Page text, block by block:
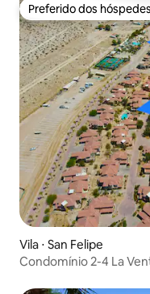
Preferido dos hóspedes
Preferido dos hóspedes
Vila ⋅ San Felipe
Condomínio 2-4 La